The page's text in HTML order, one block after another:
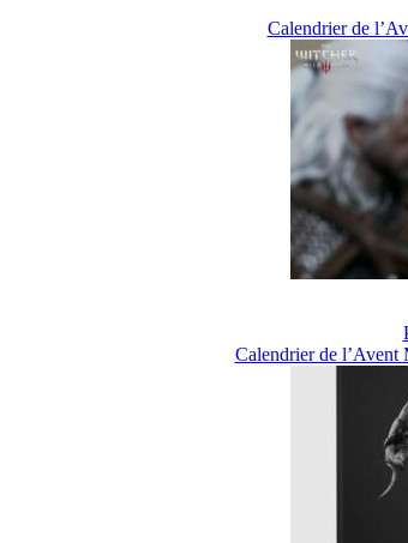
Calendrier de
Calendrier de